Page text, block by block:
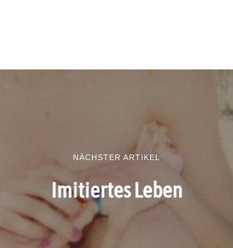
NÄCHSTER ARTIKEL
Imitiertes Leben